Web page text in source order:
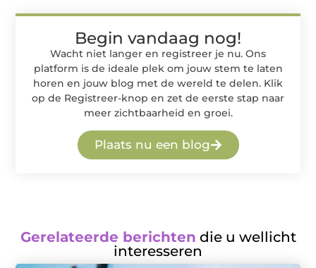
Begin vandaag nog!
Wacht niet langer en registreer je nu. Ons
platform is de ideale plek om jouw stem te laten
horen en jouw blog met de wereld te delen. Klik
op de Registreer-knop en zet de eerste stap naar
meer zichtbaarheid en groei.
Plaats nu een blog
Gerelateerde berichten die u wellicht
interesseren